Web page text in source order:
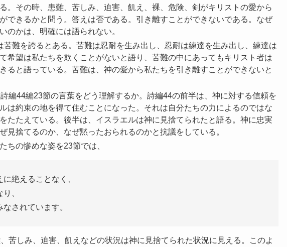
。その時、患難、苦しみ、迫害、飢え、裸、危険、剣がキリストの愛から
できるかと問う。答えは否である。引き離すことができないである。なぜ
のかは、明確には語られない。
苦難を誇るとある。苦難は忍耐を生み出し、忍耐は練達を生み出し、練達は
希望は私たちを欺くことがないと語り、苦難の中にあってもキリスト者は
ると語っている。苦難は、神の愛から私たちを引き離すことができないと
編44編23節の言葉をどう理解するか。詩編44の前半は、神に対する信頼を
は約束の地を得て住むことになった。それは自分たちの力によるのではな
たたえている。後半は、イスラエルは神に見捨てられたと語る。神に忠実
見捨てるのか、なぜ黙ったおられるのかと抗議をしている。
ちの惨めな姿を23節では、
絶えることなく、
、
されています。
苦しみ、迫害、飢えなどの状況は神に見捨てられた状況に見える。このよ